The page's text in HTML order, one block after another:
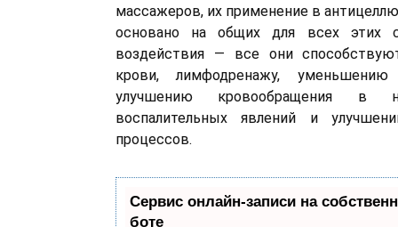
массажеров, их применение в
основано на общих для всех этих
воздействия — все они
крови, лимфодренажу,
улучшению кровообращения в
воспалительных явлений и
процессов.
Сервис онлайн-записи на
боте